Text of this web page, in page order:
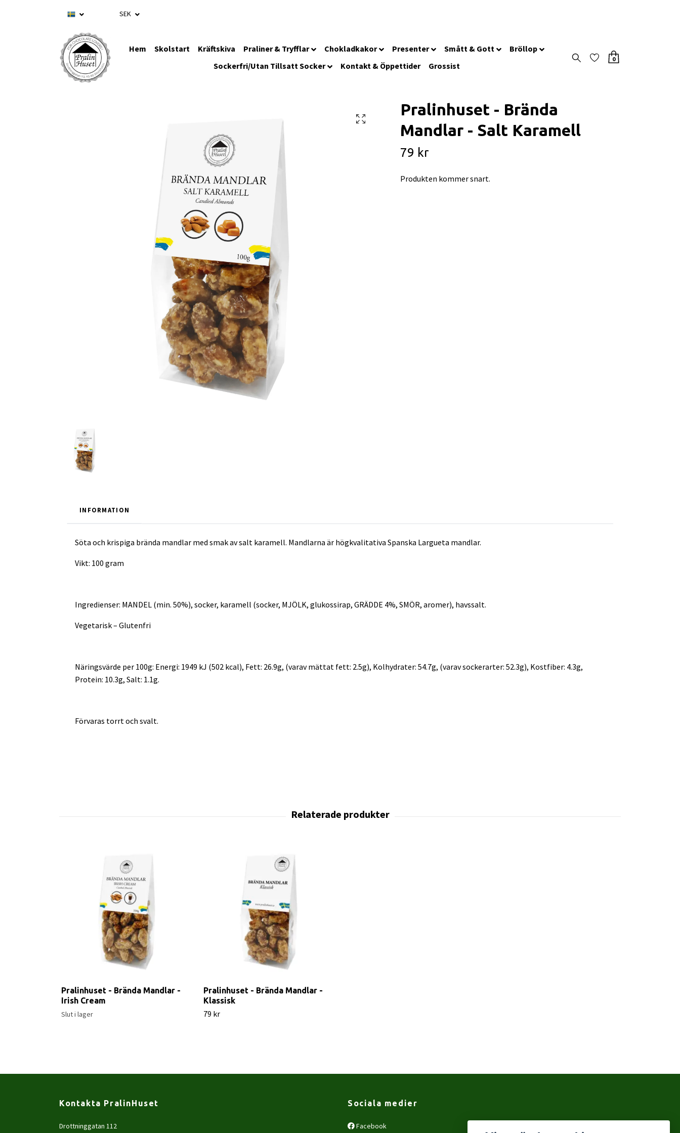
SEK
Hem Skolstart Kräftskiva Praliner & Tryfflar Chokladkakor Presenter Smått & Gott
Bröllop
Sockerfri/Utan Tillsatt Socker
Kontakt & Öppettider Grossist
0
Pralinhuset - Brända
Mandlar - Salt Karamell
79 kr
Produkten kommer snart.
INFORMATION
Söta och krispiga brända mandlar med smak av salt karamell. Mandlarna är högkvalitativa Spanska Largueta mandlar.
Vikt: 100 gram
Ingredienser: MANDEL (min. 50%), socker, karamell (socker, MJÖLK, glukossirap, GRÄDDE 4%, SMÖR, aromer), havssalt.
Vegetarisk – Glutenfri
Näringsvärde per 100g: Energi: 1949 kJ (502 kcal), Fett: 26.9g, (varav mättat fett: 2.5g), Kolhydrater: 54.7g, (varav sockerarter: 52.3g), Kostfiber: 4.3g,
Protein: 10.3g, Salt: 1.1g.
Förvaras torrt och svalt.
Pralinhuset - Brända Mandlar -
Irish Cream
Slut i lager
Pralinhuset - Brända Mandlar -
Klassisk
79 kr
Kontakta PralinHuset
Drottninggatan 112
Sociala medier
Facebook